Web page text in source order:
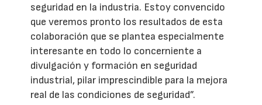
seguridad en la industria. Estoy convencido
que veremos pronto los resultados de esta
colaboración que se plantea especialmente
interesante en todo lo concerniente a
divulgación y formación en seguridad
industrial, pilar imprescindible para la mejora
real de las condiciones de seguridad”.